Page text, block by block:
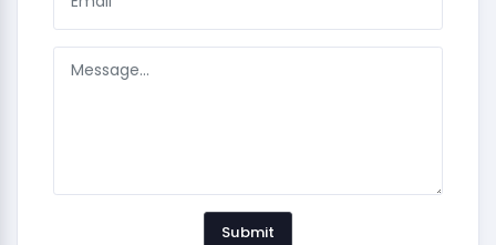
Submit